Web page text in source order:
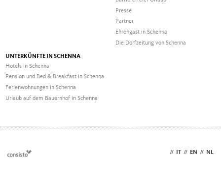
Presse
Partner
Ehrengast in Schenna
Die Dorfzeitung von Schenna
UNTERKÜNFTE IN SCHENNA
Hotels in Schenna
Pension und Bed & Breakfast in Schenna
Ferienwohnungen in Schenna
Urlaub auf dem Bauernhof in Schenna
// IT // EN // NL